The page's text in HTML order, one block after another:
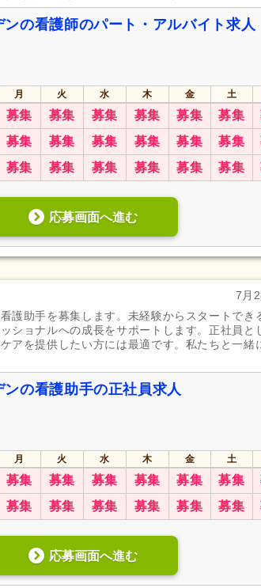
の看護師のパート・アルバイト求人
月 火 水 木 金 土
募集 募集 募集 募集 募集 募集
募集 募集 募集 募集 募集 募集
募集 募集 募集 募集 募集 募集
応募画面へ進む
7月
護助手を募集します。未経験からスタートでき
ショナルへの成長をサポートします。正社員と
アを提供したい方には最適です。私たちと一緒
の看護助手の正社員求人
月 火 水 木 金 土
募集 募集 募集 募集 募集 募集
募集 募集 募集 募集 募集 募集
応募画面へ進む